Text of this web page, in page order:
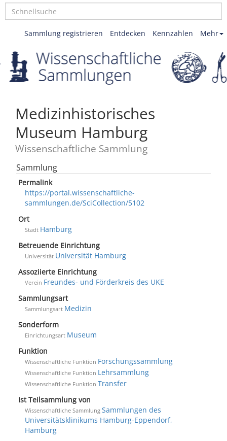
Mehr
Kennzahlen
Entdecken
Sammlung registrieren
Medizinhistorisches
Museum Hamburg
Wissenschaftliche Sammlung
Sammlung
Permalink
https://portal.wissenschaftliche-
sammlungen.de/SciCollection/5102
Ort
Stadt Hamburg
Betreuende Einrichtung
Universität Universität Hamburg
Assoziierte Einrichtung
Verein Freundes- und Förderkreis des UKE
Sammlungsart
Sammlungsart Medizin
Sonderform
Einrichtungsart Museum
Funktion
Wissenschaftliche Funktion Forschungssammlung
Wissenschaftliche Funktion Lehrsammlung
Wissenschaftliche Funktion Transfer
Ist Teilsammlung von
Wissenschaftliche Sammlung Sammlungen des
Universitätsklinikums Hamburg-Eppendorf,
Hamburg